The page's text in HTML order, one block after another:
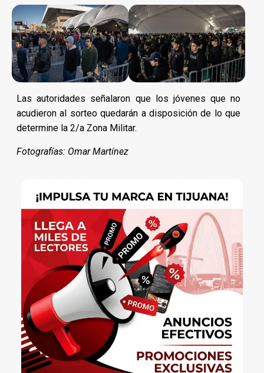
Las autoridades señalaron que los jóvenes que no
acudieron al sorteo quedarán a disposición de lo que
determine la 2/a Zona Militar.
Fotografías: Omar Martínez